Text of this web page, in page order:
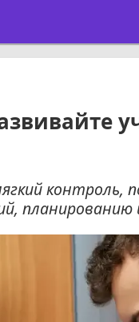
контроль,